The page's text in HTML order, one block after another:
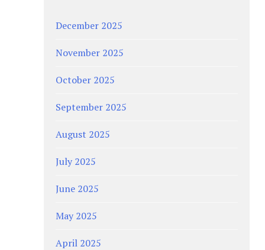
December 2025
November 2025
October 2025
September 2025
August 2025
July 2025
June 2025
May 2025
April 2025